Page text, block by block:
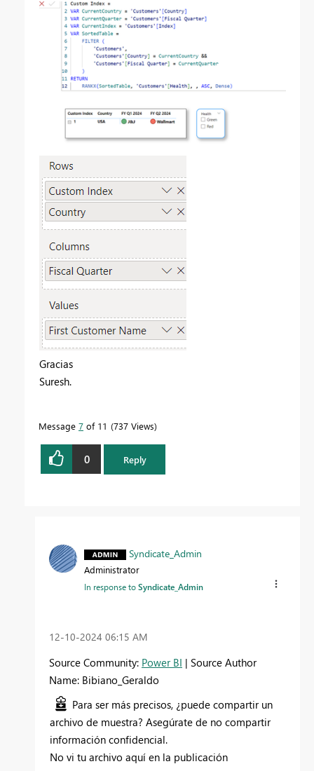
Gracias
Suresh.
Message 7 of 11 737 Views
0 Reply
Syndicate_Admin
Administrator
In response toSyndicate_Admin
‎12-10-2024 06:15 AM
Source Community: Power BI | Source Author
Name: Bibiano_Geraldo
Para ser más precisos, ¿puede compartir un
archivo de muestra? Asegúrate de no compartir
información confidencial.
No vi tu archivo aquí en la publicación